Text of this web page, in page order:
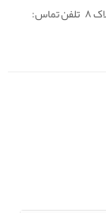
آدرس : زنجان- خیابان فردوسی- کوچه نائب صدر- پلاک ۸ تلفن تماس: